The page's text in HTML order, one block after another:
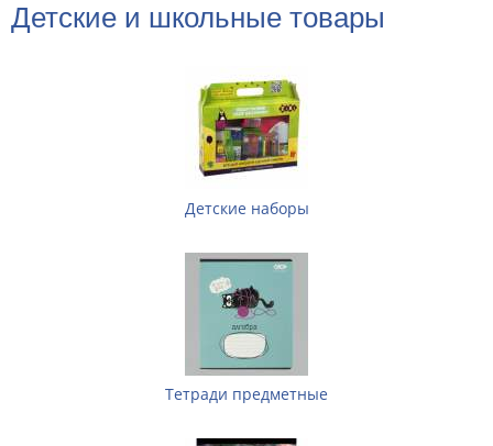
Детские и школьные товары
Детские наборы
Тетради предметные